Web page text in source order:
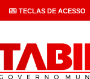
TECLAS DE ACESSO